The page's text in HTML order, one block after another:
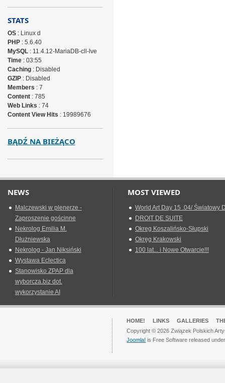
STATS
OS: Linux d
PHP: 5.6.40
MySQL: 11.4.12-MariaDB-cll-lve
Time: 03:55
Caching: Disabled
GZIP: Disabled
Members : 7
Content: 785
Web Links : 74
Content View Hits : 19989676
BĄDŹ NA BIEŻĄCO
NEWS
Malczewski w plenerze -
Zaproszenie gościnne
Nekrolog Emilia M.
Dłużniewska
Nekrolog - Jan Niksiński
Wystawa Eclectica
Stanowisko ZPAP dla
wyborcza.biz dot.
wykorzystanie AI
MOST VIEWED
World Art Day 15 .04/ Światowy
DROIT DE SUITE
Okreg Koszalińsko-Słupski
Okręg Krakowski
100 lat... i Nowe Otwarcie!!!
HOME! LINKS GALLERIES
Copyright © 2026 Związek Polskich
Joomla! is Free Software released